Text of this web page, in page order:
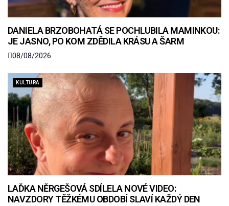
DANIELA BRZOBOHATÁ SE POCHLUBILA MAMINKOU:
JE JASNO, PO KOM ZDĚDILA KRÁSU A ŠARM
08/08/2026
KULTURA
LAĎKA NĚRGEŠOVÁ SDÍLELA NOVÉ VIDEO:
NAVZDORY TĚŽKÉMU OBDOBÍ SLAVÍ KAŽDÝ DEN